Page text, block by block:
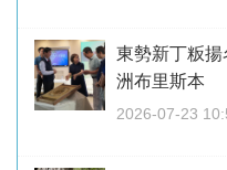
東勢新丁粄
洲布里斯本
2026-07-23